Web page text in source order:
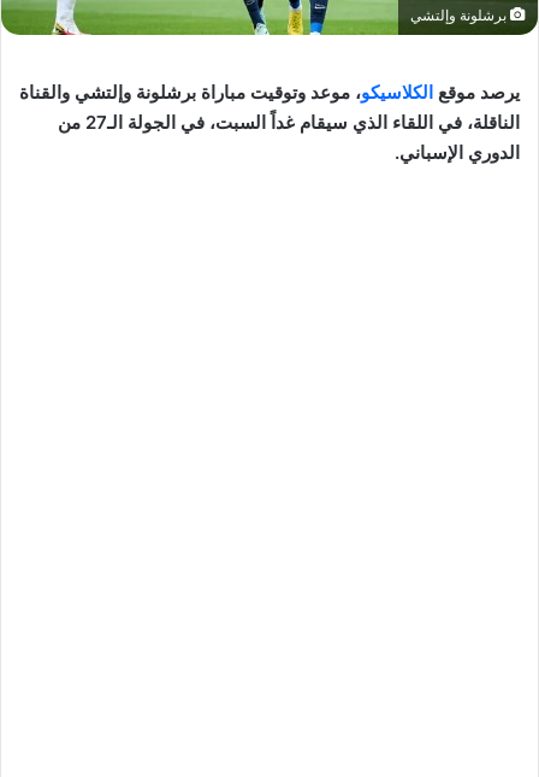
برشلونة وإلتشي
يرصد موقع الكلاسيكو، موعد وتوقيت مباراة برشلونة وإلتشي والقناة
الناقلة، في اللقاء الذي سيقام غداً السبت، في الجولة الـ27 من
الدوري الإسباني.